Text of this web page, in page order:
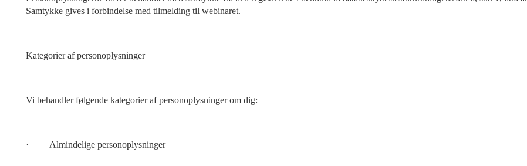
Samtykke gives i forbindelse med tilmelding til webinaret.
Kategorier af personoplysninger
Vi behandler følgende kategorier af personoplysninger om dig:
·         Almindelige personoplysninger